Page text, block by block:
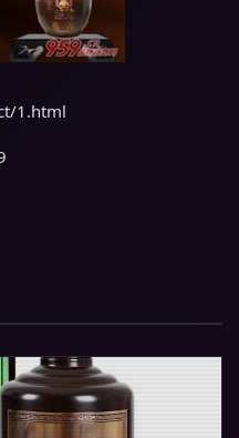
1.html